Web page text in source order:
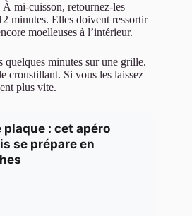
mi-cuisson, retournez-les
minutes. Elles doivent ressortir
moelleuses à l’intérieur.
quelques minutes sur une grille.
croustillant. Si vous les laissez
plus vite.
plaque : cet apéro
se prépare en